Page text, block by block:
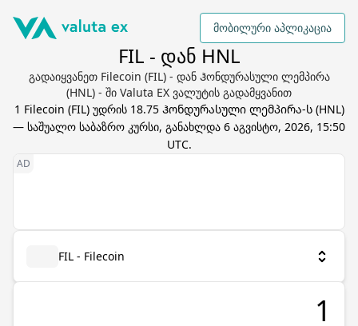
მობილური აპლიკაცია
FIL - დან HNL
გადაიყვანეთ Filecoin (FIL) - დან Ჰონდურასული ლემპირა
(HNL) - ში Valuta EX ვალუტის გადამყვანით
1 Filecoin (FIL) უდრის 18.75 Ჰონდურასული ლემპირა-ს (HNL)
— საშუალო საბაზრო კურსი, განახლდა 6 აგვისტო, 2026, 15:50
UTC.
FIL - Filecoin